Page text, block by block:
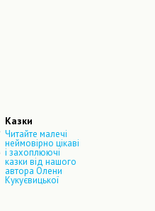
Казки
Читайте малечі
неймовірно цікаві
і захоплюючі
казки від нашого
автора Олени
Кукуєвицької